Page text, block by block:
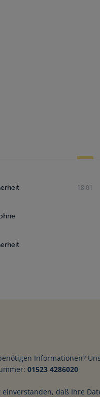
18.01
Informationen?
01523 4286020
daß Ihre